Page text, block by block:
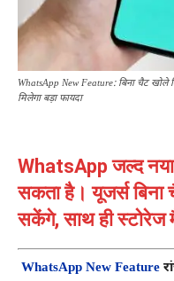
WhatsApp New Feature: बिना चैट
मिलेगा बड़ा फायदा
WhatsApp जल्द
सकता है। यूजर्स
सकेंगे, साथ ही स्टोरेज
WhatsApp New Feature